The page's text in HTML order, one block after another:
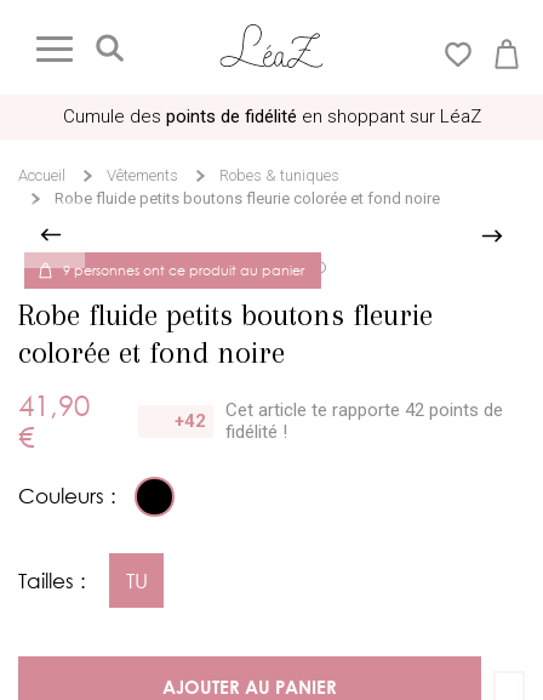
Cumule des points de fidélité en shoppant sur LéaZ
Accueil Vêtements
Robes & tuniques
Robe fluide petits boutons fleurie colorée et fond noire
Robe fluide petits boutons fleurie
colorée et fond noire
41,90
€
+42 Cet article te rapporte 42 points de
fidélité !
9 personnes ont ce produit au panier
Couleurs :
Tailles : TU
AJOUTER AU PANIER